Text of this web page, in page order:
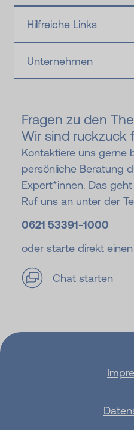
Hilfreiche Links
Unternehmen
Fragen zu den
Wir sind ruckzuck
Kontaktiere uns gerne
persönliche Beratung
Expert*innen. Das
Ruf uns an unter der
0621 53391-1000
oder starte direkt
Chat starten